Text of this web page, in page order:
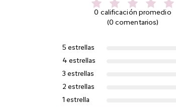
0 calificación promedio
(0 comentarios)
5 estrellas
4 estrellas
3 estrellas
2 estrellas
1 estrella